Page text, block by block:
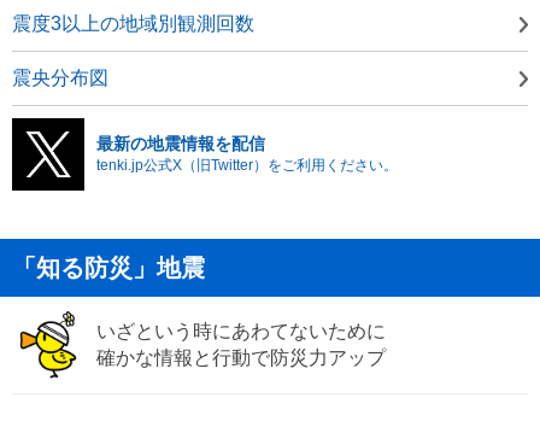
震度3以上の地域別観測回数
震央分布図
最新の地震情報を配信
tenki.jp公式X（旧Twitter）をご利用ください。
「知る防災」地震
いざという時にあわてないために
確かな情報と行動で防災力アップ